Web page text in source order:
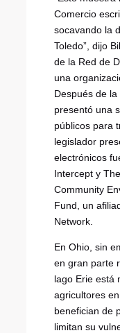
Comercio
socavando la
Toledo”, dijo
de la Red de
una
Después de
presentó una
públicos para
legislador
electrónicos
Intercept y
Community
Fund, un
Network.
En Ohio, sin
en gran parte
lago Erie está
agricultores
benefician de
limitan su